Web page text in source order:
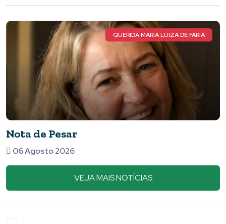
Vem aí o ATLETA TOTAL, a maior
premiação do esporte de Piumhi
05 Agosto 2026
VEJA MAIS NOTÍCIAS